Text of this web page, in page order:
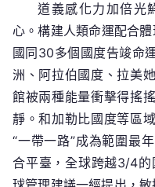
道義感化力加倍光
心。構建人類命運配合
國同30多個國度告竣命
洲、阿拉伯國度、拉美
館被兩種能量衝擊得搖
靜。和加勒比國度等區
“一帶一路”成為範圍最
合平臺，全球跨越3/4